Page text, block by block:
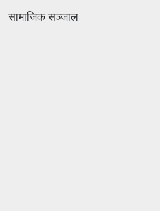
सामाजिक सञ्जाल